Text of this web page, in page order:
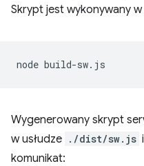
Skrypt jest wykonywany
node
Wygenerowany skrypt
w usłudze ./dist/sw.js
komunikat: